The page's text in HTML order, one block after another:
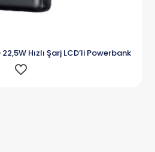
Hızlı Şarj LCD’li Powerbank